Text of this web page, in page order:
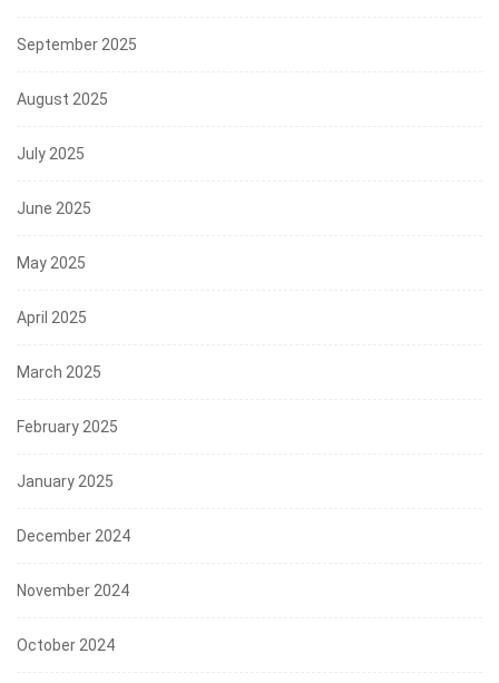
September 2025
August 2025
July 2025
June 2025
May 2025
April 2025
March 2025
February 2025
January 2025
December 2024
November 2024
October 2024